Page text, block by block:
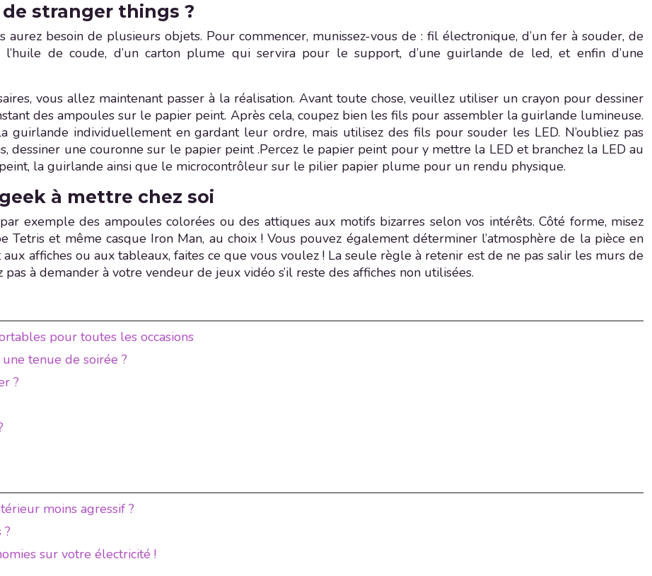
stranger things ?
aurez besoin de plusieurs objets. Pour commencer, munissez-vous de : fil électronique, d’un fer à souder, de
l’huile de coude, d’un carton plume qui servira pour le support, d’une guirlande de led, et enfin d’une
vous allez maintenant passer à la réalisation. Avant toute chose, veuillez utiliser un crayon pour dessiner
des ampoules sur le papier peint. Après cela, coupez bien les fils pour assembler la guirlande lumineuse.
individuellement en gardant leur ordre, mais utilisez des fils pour souder les LED. N’oubliez pas
dessiner une couronne sur le papier peint .Percez le papier peint pour y mettre la LED et branchez la LED au
la guirlande ainsi que le microcontrôleur sur le pilier papier plume pour un rendu physique.
à mettre chez soi
exemple des ampoules colorées ou des attiques aux motifs bizarres selon vos intérêts. Côté forme, misez
Tetris et même casque Iron Man, au choix ! Vous pouvez également déterminer l’atmosphère de la pièce en
affiches ou aux tableaux, faites ce que vous voulez ! La seule règle à retenir est de ne pas salir les murs de
pas à demander à votre vendeur de jeux vidéo s’il reste des affiches non utilisées.
pour toutes les occasions
tenue de soirée ?
?
moins agressif ?
sur votre électricité !